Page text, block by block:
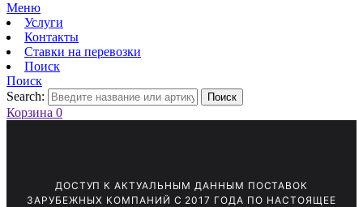
Меню
Услуги
Контакты
Ставки на перевозки
Поиск
Поиск
Search:
Поиск
Корзина 0
ДОСТУП К АКТУАЛЬНЫМ ДАННЫМ ПОСТАВОК
ЗАРУБЕЖНЫХ КОМПАНИЙ С 2017 ГОДА ПО НАСТОЯЩЕЕ